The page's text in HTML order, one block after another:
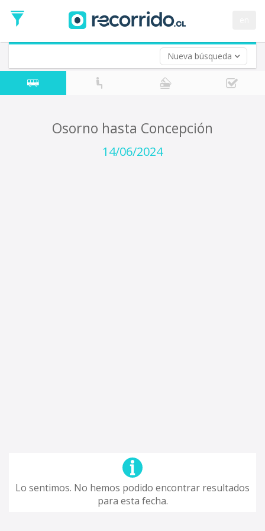
Nueva búsqueda
de
Ida
Vuelta (opcional)
Fecha
de
Osorno hasta Concepción
14/06/2024
Lo sentimos. No hemos podido encontrar resultados
para esta fecha.